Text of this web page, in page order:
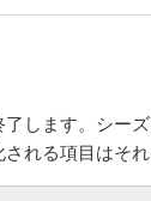
します。シー
れる項目はそれ